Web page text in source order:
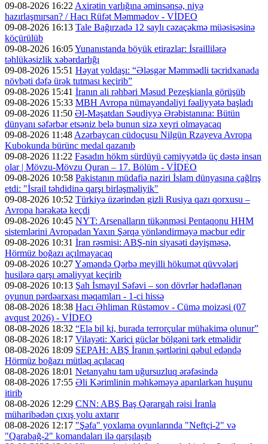
09-08-2026 16:22 Axirətin varlığına əminsənsə, niyə
hazırlaşmırsan? / Hacı Rüfət Məmmədov - VİDEO
09-08-2026 16:13 Tale Bağırzadə 12 saylı cəzaçəkmə müəsisəsinə
köçürülüb
09-08-2026 16:05Yunanıstanda böyük etirazlar: İsraillilərə
təhlükəsizlik xəbərdarlığı
09-08-2026 15:51 Həyat yoldaşı: “Ələsgər Məmmədli təcridxanada
növbəti dəfə ürək tutması keçirib”
09-08-2026 15:41 İranın ali rəhbəri Məsud Pezeşkianla görüşüb
09-08-2026 15:33 MBH Avropa nümayəndəliyi fəaliyyətə başladı
09-08-2026 11:50 Əl-Məşatdan Səudiyyə Ərəbistanına: Bütün
dünyanı səfərbər etsəniz belə bunun sizə xeyri olmayacaq
09-08-2026 11:48 Azərbaycan cüdoçusu Nilgün Rzayeva Avropa
Kubokunda bürünc medal qazanıb
09-08-2026 11:22 Fəsadın hökm sürdüyü cəmiyyətdə üç dəstə insan
olar | Mövzu-Mövzu Quran – 17. Bölüm - VİDEO
09-08-2026 10:58 Pakistanın müdafiə naziri İslam dünyasına çağlrış
etdi: "İsrail təhdidinə qarşı birləşməliyik"
09-08-2026 10:52 Türkiyə üzərindən gizli Rusiya qazı qorxusu –
Avropa hərəkətə keçdi
09-08-2026 10:45 NYT: Arsenalların tükənməsi Pentaqonu HHM
sistemlərini Avropadan Yaxın Şərqə yönləndirməyə məcbur edir
09-08-2026 10:31 İran rəsmisi: ABŞ-nin siyasəti dəyişməsə,
Hörmüz boğazı açılmayacaq
09-08-2026 10:27Yəməndə Qərbə meyilli hökumət qüvvələri
husilərə qarşı əməliyyat keçirib
09-08-2026 10:13 Şah İsmayıl Səfəvi – son dövrlər hədəflənən
oyunun pərdəarxası məqamları - 1-ci hissə
08-08-2026 18:38 Hacı Əhliman Rüstəmov - Cümə moizəsi (07
avqust 2026) - VİDEO
08-08-2026 18:32 “Elə bil ki, burada terrorçular mühakimə olunur”
08-08-2026 18:17 Vilayəti: Xarici güclər bölgəni tərk etməlidir
08-08-2026 18:09 SEPAH: ABŞ İranın şərtlərini qəbul edəndə
Hörmüz boğazı mütləq açılacaq
08-08-2026 18:01 Netanyahu tam uğursuzluq ərəfəsində
08-08-2026 17:55 Əli Kərimlinin məhkəməyə aparılarkən huşunu
itirib
08-08-2026 12:29 CNN: ABŞ Baş Qərargah rəisi İranla
müharibədən çıxış yolu axtarır
08-08-2026 12:17 "Şəfa" yoxlama oyunlarında "Neftçi-2" və
"Qarabağ-2" komandaları ilə qarşılaşıb